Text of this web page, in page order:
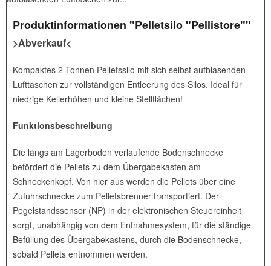
Produktinformationen "Pelletsilo "Pellistore""
>Abverkauf<
Kompaktes 2 Tonnen Pelletssilo mit sich selbst aufblasenden
Lufttaschen zur vollständigen Entleerung des Silos. Ideal für
niedrige Kellerhöhen und kleine Stellflächen!
Funktionsbeschreibung
Die längs am Lagerboden verlaufende Bodenschnecke
befördert die Pellets zu dem Übergabekasten am
Schneckenkopf. Von hier aus werden die Pellets über eine
Zufuhrschnecke zum Pelletsbrenner transportiert. Der
Pegelstandssensor (NP) in der elektronischen Steuereinheit
sorgt, unabhängig von dem Entnahmesystem, für die ständige
Befüllung des Übergabekastens, durch die Bodenschnecke,
sobald Pellets entnommen werden.